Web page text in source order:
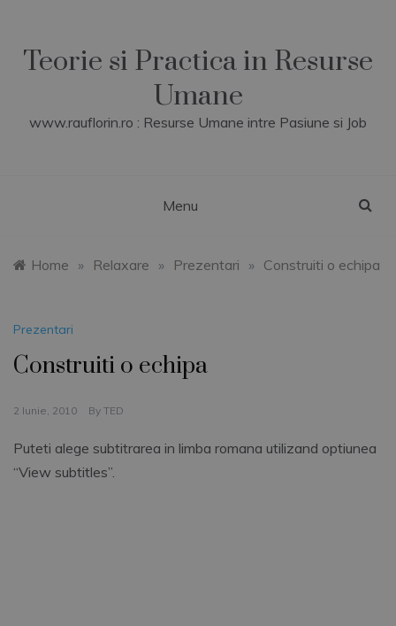
contentTeorie si Practica in Resurse
Umane
www.rauflorin.ro : Resurse Umane intre Pasiune si Job
Menu
Home » Relaxare » Prezentari » Construiti o echipa
Prezentari
Construiti o echipa
2 Iunie, 2010 By TED
Puteti alege subtitrarea in limba romana utilizand optiunea
“View subtitles”.